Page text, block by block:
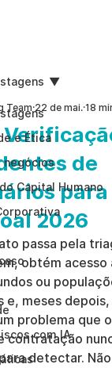
e Ética
negócios
Capital Humano
com IA
de
para
2026
Team 22 de mai. 18
passa pela
obtém acesso
ou
e, meses
problema que
contratação
detectar.